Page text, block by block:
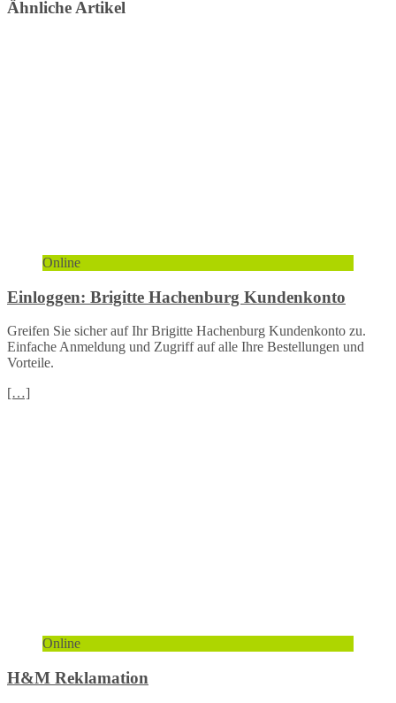
Ähnliche Artikel
Online
Einloggen: Brigitte Hachenburg Kundenkonto
Greifen Sie sicher auf Ihr Brigitte Hachenburg Kundenkonto zu.
Einfache Anmeldung und Zugriff auf alle Ihre Bestellungen und
Vorteile.
[…]
Online
H&M Reklamation